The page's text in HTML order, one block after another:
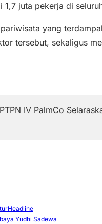
juta pekerja di
yang
tersebut, sekaligus
IV PalmCo
Headline
Yudhi Sadewa